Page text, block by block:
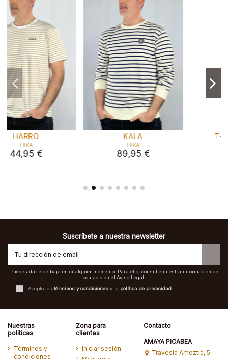
Suscríbete a nuestra newsletter
Puedes darte de baja en cualquier momento. Para ello, consulte nuestra información de
contacto en el Aviso Legal.
Acepto los términos y condiciones y la política de privacidad
Nuestras
políticas
Términos y
condiciones
Zona para
clientes
Iniciar sesión
Contacto
AMAYA PICABEA
Travesia Ameztia, 5